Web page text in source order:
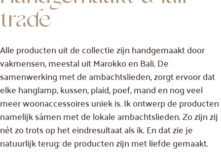
trade
Alle producten uit de collectie zijn handgemaakt door
vakmensen, meestal uit Marokko en Bali. De
samenwerking met de ambachtslieden, zorgt ervoor dat
elke hanglamp, kussen, plaid, poef, mand en nog veel
meer woonaccessoires uniek is. Ik ontwerp de producten
namelijk sámen met de lokale ambachtslieden. Zo zijn zij
nét zo trots op het eindresultaat als ik. En dat zie je
natuurlijk terug: de producten zijn met liefde gemaakt.